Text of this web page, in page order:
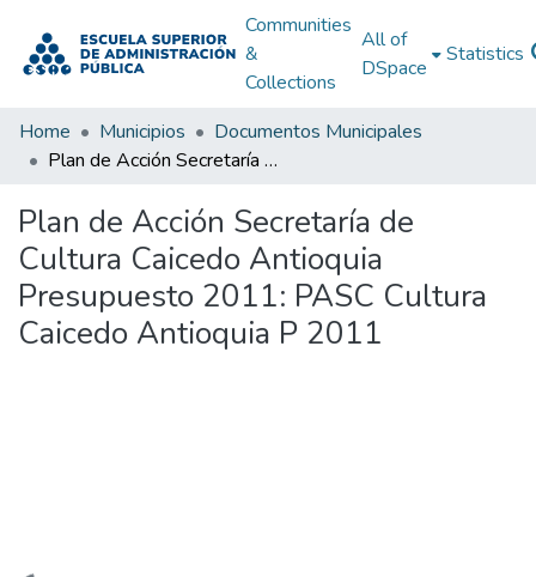
Communities
&
Collections
All of
DSpace
Statistics
Home Municipios
Documentos Municipales
Plan de Acción Secretaría de Cultura Caicedo Antioquia Presupuesto 2011: PASC Cultura Caicedo Antioquia P 2011
Plan de Acción Secretaría de
Cultura Caicedo Antioquia
Presupuesto 2011: PASC Cultura
Caicedo Antioquia P 2011